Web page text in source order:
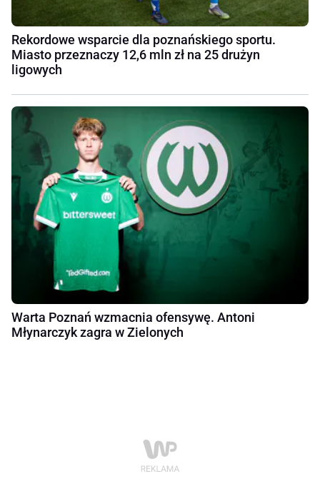
Rekordowe wsparcie dla poznańskiego sportu.
Miasto przeznaczy 12,6 mln zł na 25 drużyn
ligowych
Warta Poznań wzmacnia ofensywę. Antoni
Młynarczyk zagra w Zielonych